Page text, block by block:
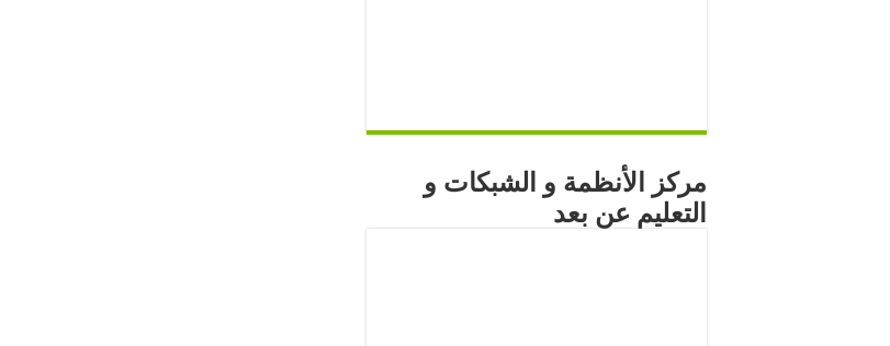
مركز الأنظمة و الشبكات و
التعليم عن بعد